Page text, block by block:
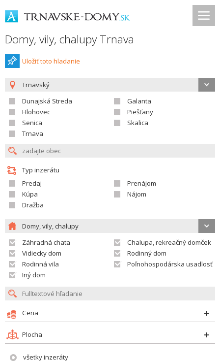
Domy, vily, chalupy Trnava
Uložiť toto hladanie
Trnavský
Dunajská Streda
Galanta
Hlohovec
Piešťany
Senica
Skalica
Trnava
Typ inzerátu
Predaj
Prenájom
Kúpa
Nájom
Dražba
Domy, vily, chalupy
Záhradná chata
Chalupa, rekreačný domček
Vidiecky dom
Rodinný dom
Rodinná vila
Poľnohospodárska usadlosť
Iný dom
Cena
Plocha
všetky inzeráty